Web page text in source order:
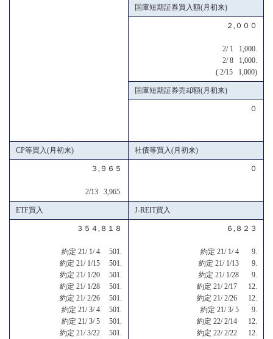
国庫短期証券買入額(月初来)
２,０００
2/ 1 1,000.
2/ 8 1,000.
( 2/15 1,000)
国庫短期証券売却額(月初来)
０
CP等買入(月初来) 社債等買入(月初来)
３,９６５
2/13 3,965.
０
ETF買入 J-REIT買入
３５４,８１８
約定 21/ 1/ 4 501.
約定 21/ 1/15 501.
約定 21/ 1/20 501.
約定 21/ 1/28 501.
約定 21/ 2/26 501.
約定 21/ 3/ 4 501.
約定 21/ 3/ 5 501.
約定 21/ 3/22 501.
６,８２３
約定 21/ 1/ 4 9.
約定 21/ 1/13 9.
約定 21/ 1/28 9.
約定 21/ 2/17 12.
約定 21/ 2/26 12.
約定 21/ 3/ 5 9.
約定 22/ 2/14 12.
約定 22/ 2/22 12.